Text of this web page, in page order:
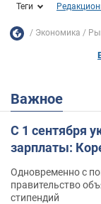
Теги
Экономика
Важное
С 1 сентября
зарплаты:
Одновременно с
правительство
стипендий